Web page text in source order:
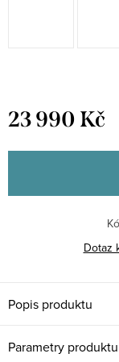
23 990 Kč
cena:
Dotaz
Popis produktu
Parametry produktu